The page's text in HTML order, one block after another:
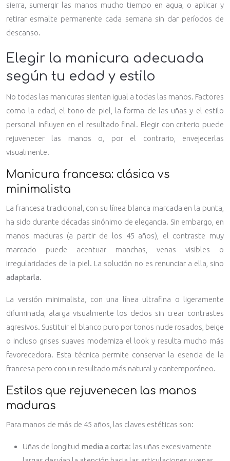
sierra, sumergir las manos mucho tiempo en agua, o aplicar y
retirar esmalte permanente cada semana sin dar períodos de
descanso.
Elegir la manicura adecuada
según tu edad y estilo
No todas las manicuras sientan igual a todas las manos. Factores
como la edad, el tono de piel, la forma de las uñas y el estilo
personal influyen en el resultado final. Elegir con criterio puede
rejuvenecer las manos o, por el contrario, envejecerlas
visualmente.
Manicura francesa: clásica vs
minimalista
La francesa tradicional, con su línea blanca marcada en la punta,
ha sido durante décadas sinónimo de elegancia. Sin embargo, en
manos maduras (a partir de los 45 años), el contraste muy
marcado puede acentuar manchas, venas visibles o
irregularidades de la piel. La solución no es renunciar a ella, sino
adaptarla.
La versión minimalista, con una línea ultrafina o ligeramente
difuminada, alarga visualmente los dedos sin crear contrastes
agresivos. Sustituir el blanco puro por tonos nude rosados, beige
o incluso grises suaves moderniza el look y resulta mucho más
favorecedora. Esta técnica permite conservar la esencia de la
francesa pero con un resultado más natural y contemporáneo.
Estilos que rejuvenecen las manos
maduras
Para manos de más de 45 años, las claves estéticas son:
Uñas de longitud media a corta: las uñas excesivamente